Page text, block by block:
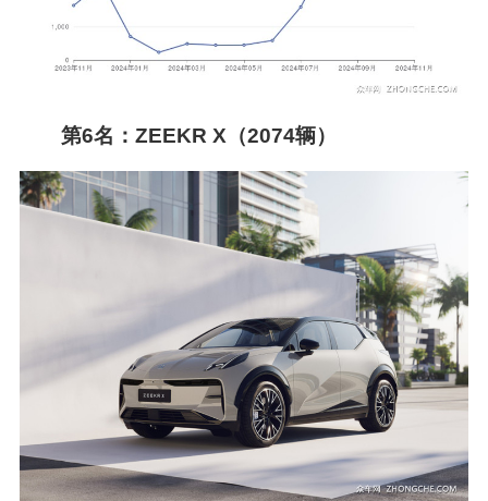
第6名：ZEEKR X（2074辆）